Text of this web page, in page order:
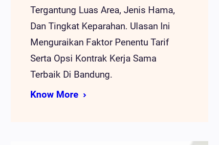
Tergantung Luas Area, Jenis Hama,
Dan Tingkat Keparahan. Ulasan Ini
Menguraikan Faktor Penentu Tarif
Serta Opsi Kontrak Kerja Sama
Terbaik Di Bandung.
Know More